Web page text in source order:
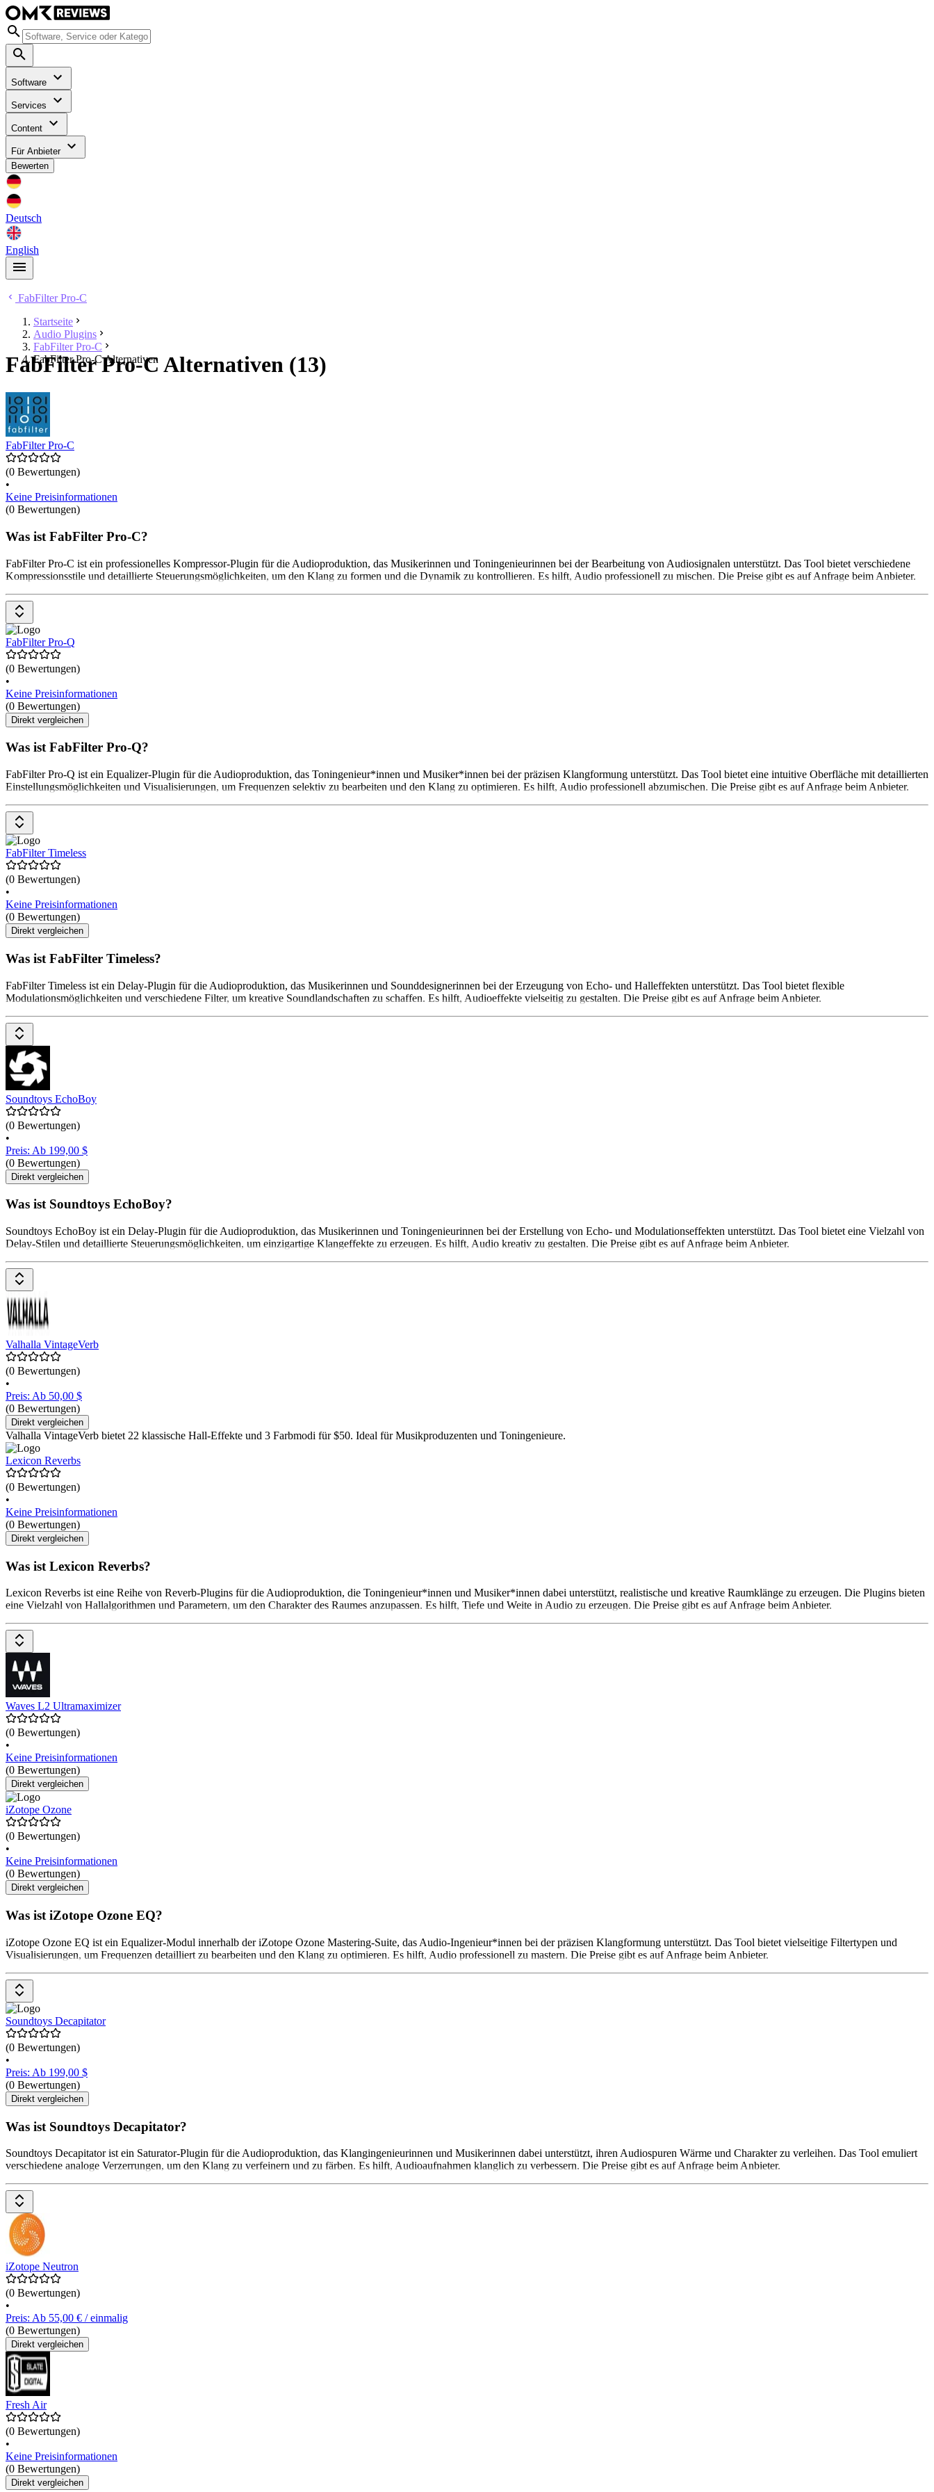
Software
Services
Content
Für Anbieter
Bewerten
Deutsch
English
FabFilter Pro-C
Startseite
Audio Plugins
FabFilter Pro-C
FabFilter Pro-C Alternativen
FabFilter Pro-C Alternativen (13)
FabFilter Pro-C
(0 Bewertungen)
•
Keine Preisinformationen
(0 Bewertungen)
Was ist FabFilter Pro-C?
FabFilter Pro-C ist ein professionelles Kompressor-Plugin für die Audioproduktion, das Musikerinnen und Toningenieurinnen bei der Bearbeitung von Audiosignalen unterstützt. Das Tool bietet verschiedene
Kompressionsstile und detaillierte Steuerungsmöglichkeiten, um den Klang zu formen und die Dynamik zu kontrollieren. Es hilft, Audio professionell zu mischen. Die Preise gibt es auf Anfrage beim Anbieter.
FabFilter Pro-Q
(0 Bewertungen)
•
Keine Preisinformationen
(0 Bewertungen)
Direkt vergleichen
Was ist FabFilter Pro-Q?
FabFilter Pro-Q ist ein Equalizer-Plugin für die Audioproduktion, das Toningenieur*innen und Musiker*innen bei der präzisen Klangformung unterstützt. Das Tool bietet eine intuitive Oberfläche mit detaillierten
Einstellungsmöglichkeiten und Visualisierungen, um Frequenzen selektiv zu bearbeiten und den Klang zu optimieren. Es hilft, Audio professionell abzumischen. Die Preise gibt es auf Anfrage beim Anbieter.
FabFilter Timeless
(0 Bewertungen)
•
Keine Preisinformationen
(0 Bewertungen)
Direkt vergleichen
Was ist FabFilter Timeless?
FabFilter Timeless ist ein Delay-Plugin für die Audioproduktion, das Musikerinnen und Sounddesignerinnen bei der Erzeugung von Echo- und Halleffekten unterstützt. Das Tool bietet flexible
Modulationsmöglichkeiten und verschiedene Filter, um kreative Soundlandschaften zu schaffen. Es hilft, Audioeffekte vielseitig zu gestalten. Die Preise gibt es auf Anfrage beim Anbieter.
Soundtoys EchoBoy
(0 Bewertungen)
•
Preis: Ab 199,00 $
(0 Bewertungen)
Direkt vergleichen
Was ist Soundtoys EchoBoy?
Soundtoys EchoBoy ist ein Delay-Plugin für die Audioproduktion, das Musikerinnen und Toningenieurinnen bei der Erstellung von Echo- und Modulationseffekten unterstützt. Das Tool bietet eine Vielzahl von
Delay-Stilen und detaillierte Steuerungsmöglichkeiten, um einzigartige Klangeffekte zu erzeugen. Es hilft, Audio kreativ zu gestalten. Die Preise gibt es auf Anfrage beim Anbieter.
Valhalla VintageVerb
(0 Bewertungen)
•
Preis: Ab 50,00 $
(0 Bewertungen)
Direkt vergleichen
Valhalla VintageVerb bietet 22 klassische Hall-Effekte und 3 Farbmodi für $50. Ideal für Musikproduzenten und Toningenieure.
Lexicon Reverbs
(0 Bewertungen)
•
Keine Preisinformationen
(0 Bewertungen)
Direkt vergleichen
Was ist Lexicon Reverbs?
Lexicon Reverbs ist eine Reihe von Reverb-Plugins für die Audioproduktion, die Toningenieur*innen und Musiker*innen dabei unterstützt, realistische und kreative Raumklänge zu erzeugen. Die Plugins bieten
eine Vielzahl von Hallalgorithmen und Parametern, um den Charakter des Raumes anzupassen. Es hilft, Tiefe und Weite in Audio zu erzeugen. Die Preise gibt es auf Anfrage beim Anbieter.
Waves L2 Ultramaximizer
(0 Bewertungen)
•
Keine Preisinformationen
(0 Bewertungen)
Direkt vergleichen
iZotope Ozone
(0 Bewertungen)
•
Keine Preisinformationen
(0 Bewertungen)
Direkt vergleichen
Was ist iZotope Ozone EQ?
iZotope Ozone EQ ist ein Equalizer-Modul innerhalb der iZotope Ozone Mastering-Suite, das Audio-Ingenieur*innen bei der präzisen Klangformung unterstützt. Das Tool bietet vielseitige Filtertypen und
Visualisierungen, um Frequenzen detailliert zu bearbeiten und den Klang zu optimieren. Es hilft, Audio professionell zu mastern. Die Preise gibt es auf Anfrage beim Anbieter.
Soundtoys Decapitator
(0 Bewertungen)
•
Preis: Ab 199,00 $
(0 Bewertungen)
Direkt vergleichen
Was ist Soundtoys Decapitator?
Soundtoys Decapitator ist ein Saturator-Plugin für die Audioproduktion, das Klangingenieurinnen und Musikerinnen dabei unterstützt, ihren Audiospuren Wärme und Charakter zu verleihen. Das Tool emuliert
verschiedene analoge Verzerrungen, um den Klang zu verfeinern und zu färben. Es hilft, Audioaufnahmen klanglich zu verbessern. Die Preise gibt es auf Anfrage beim Anbieter.
iZotope Neutron
(0 Bewertungen)
•
Preis: Ab 55,00 € / einmalig
(0 Bewertungen)
Direkt vergleichen
Fresh Air
(0 Bewertungen)
•
Keine Preisinformationen
(0 Bewertungen)
Direkt vergleichen